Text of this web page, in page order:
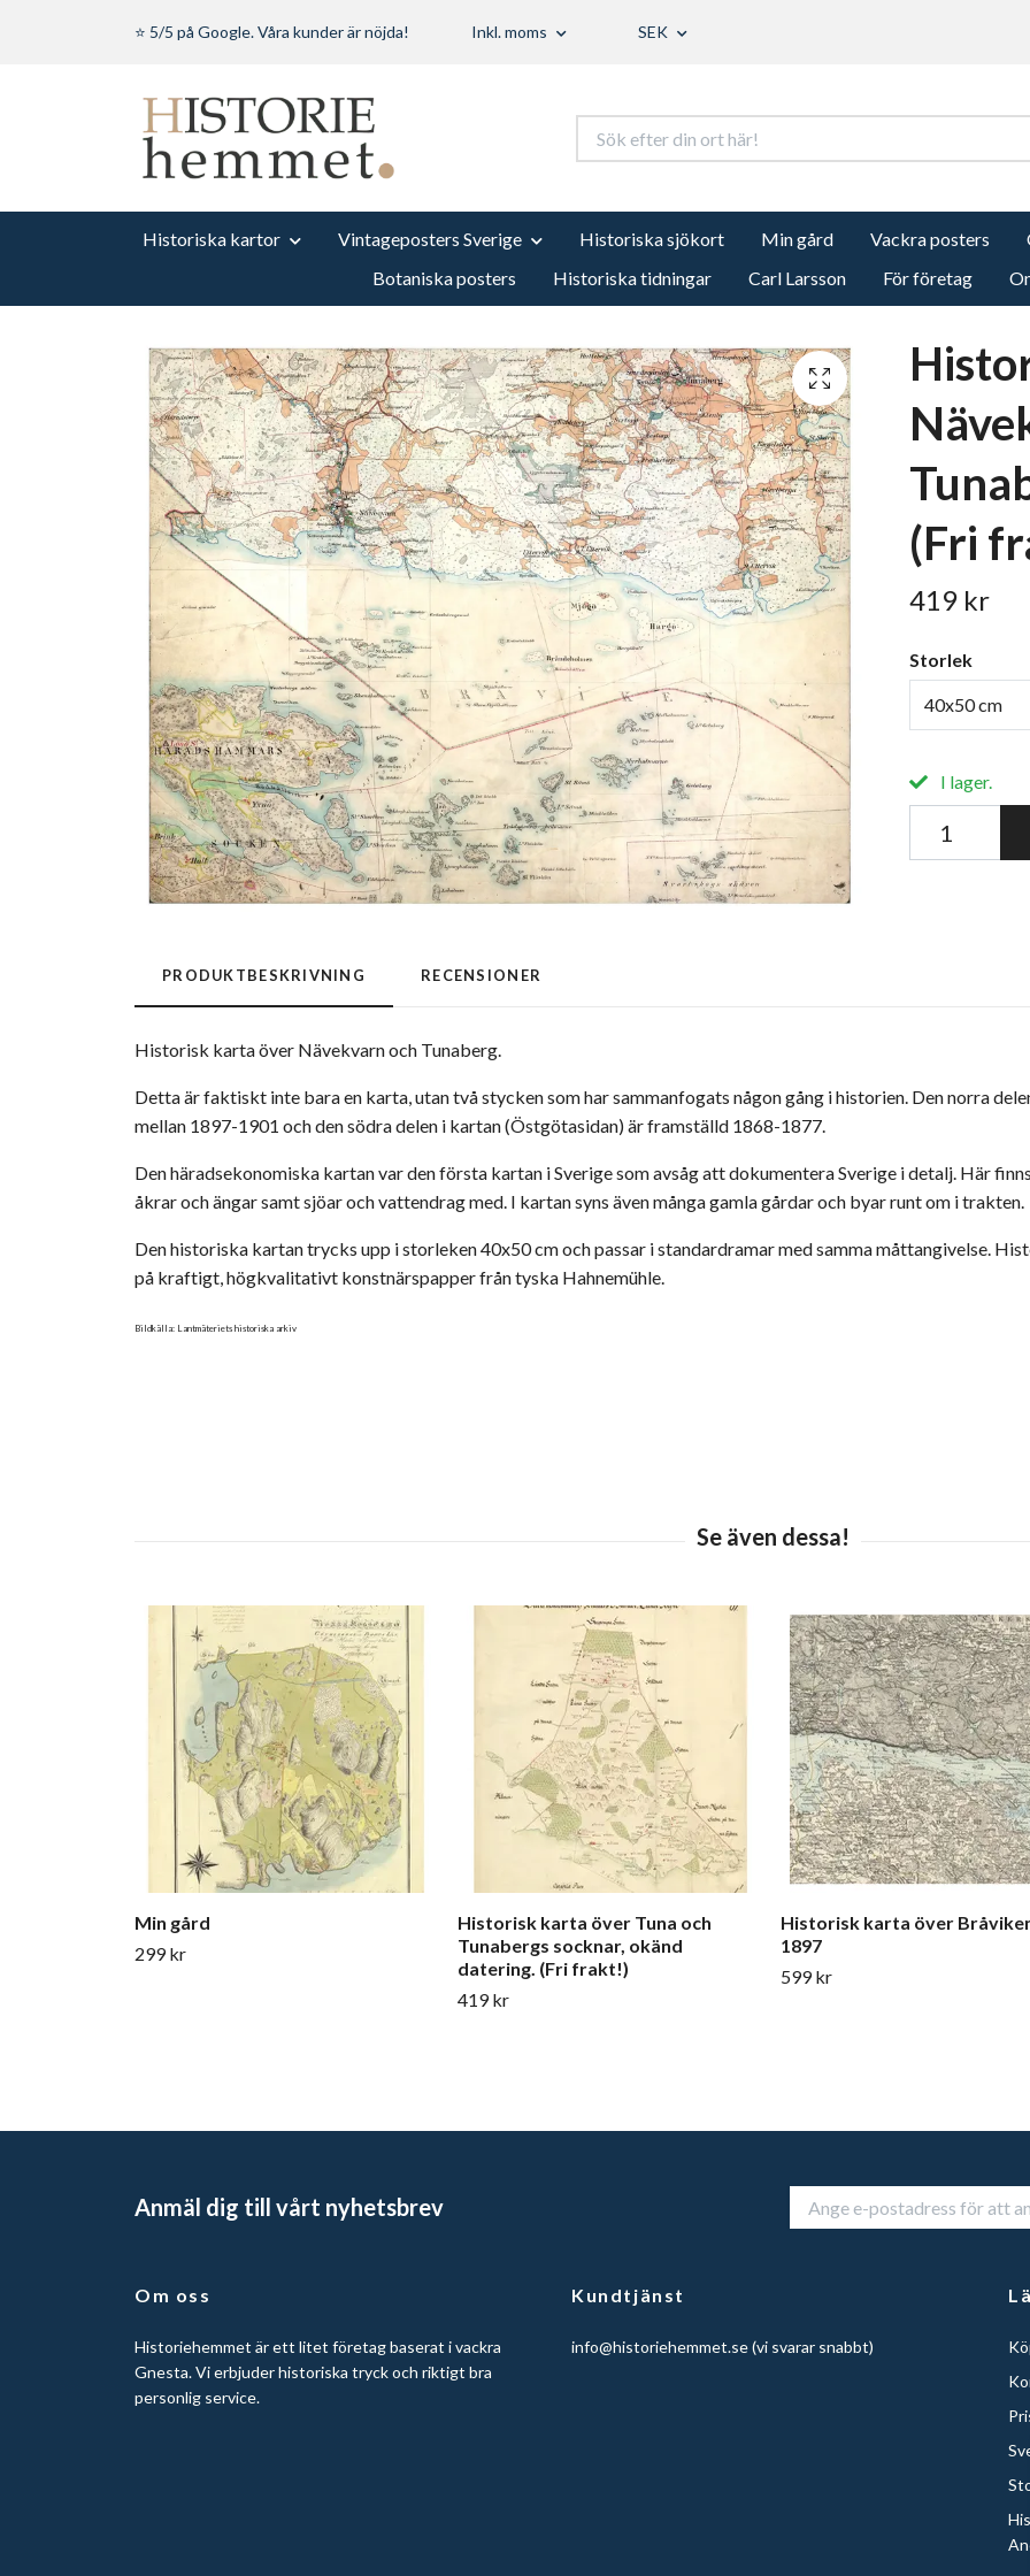
⭐ 5/5 på Google. Våra kunder är nöjda! Inkl. moms SEK
Historiska kartor Vintageposters Sverige Historiska sjökort Min gård Vackra posters
Botaniska posters
Historiska tidningar Carl Larsson För företag
(Fri
419 kr
Storlek
40x50 cm
I lager.
PRODUKTBESKRIVNING RECENSIONER
Historisk karta över Nävekvarn och Tunaberg.
Detta är faktiskt inte bara en karta, utan två stycken som har sammanfogats någon gång i historien. Den norra
mellan 1897-1901 och den södra delen i kartan (Östgötasidan) är framställd 1868-1877.
Den häradsekonomiska kartan var den första kartan i Sverige som avsåg att dokumentera Sverige i detalj. Här
åkrar och ängar samt sjöar och vattendrag med. I kartan syns även många gamla gårdar och byar runt om i trakten.
Den historiska kartan trycks upp i storleken 40x50 cm och passar i standardramar med samma måttangivelse.
på kraftigt, högkvalitativt konstnärspapper från tyska Hahnemühle.
Bildkälla: Lantmäteriets historiska arkiv
Min gård
299 kr
Historisk karta över Tuna och
Tunabergs socknar, okänd
datering. (Fri frakt!)
419 kr
Historisk karta över
1897
599 kr
Anmäl dig till vårt nyhetsbrev
Om oss
Historiehemmet är ett litet företag baserat i vackra
Gnesta. Vi erbjuder historiska tryck och riktigt bra
personlig service.
Kundtjänst
info@historiehemmet.se(vi svarar snabbt)